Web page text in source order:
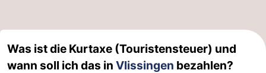
und
Einkaufen
Was ist die Kurtaxe (Touristensteuer) und
wann soll ich das in Vlissingen bezahlen?